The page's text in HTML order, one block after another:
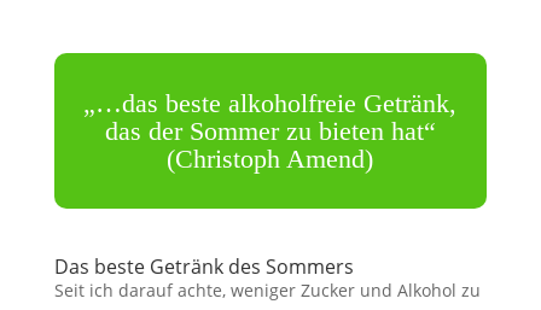
„…das beste alkoholfreie Getränk,
das der Sommer zu bieten hat“
(Christoph Amend)
Das beste Getränk des Sommers
Seit ich darauf achte, weniger Zucker und Alkohol zu